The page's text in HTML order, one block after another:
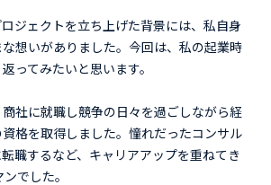
ジェクトを立ち上げた背景には、私自身
想いがありました。今回は、私の起業時
ってみたいと思います。
社に就職し競争の日々を過ごしながら経
格を取得しました。憧れだったコンサル
職するなど、キャリアアップを重ねてき
でした。